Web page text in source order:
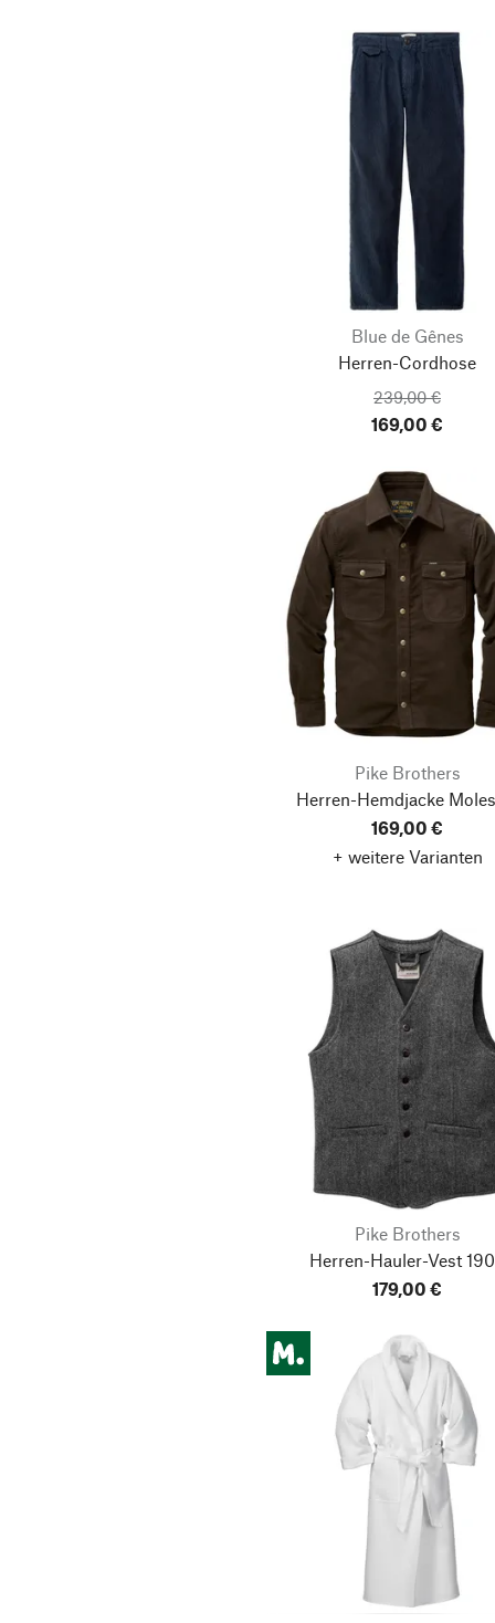
Blue de Gênes
Herren-Cordhose
239,00 €
169,00 €
Pike Brothers
Herren-Hemdjacke
169,00 €
+ weitere Varianten
Pike Brothers
Herren-Hauler-Vest
179,00 €